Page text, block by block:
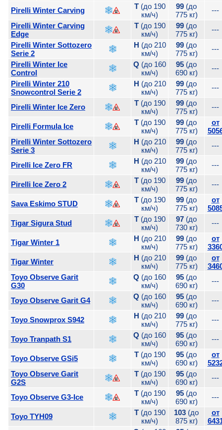
Pirelli Winter Carving T(до 190
км/ч)
99 (до
775 кг)
---
Pirelli Winter Carving
Edge
T(до 190
км/ч)
99 (до
775 кг)
---
Pirelli Winter Sottozero
Serie 2
H (до 210
км/ч)
99 (до
775 кг)
---
Pirelli Winter Ice
Control
Q (до 160
км/ч)
95 (до
690 кг)
---
Pirelli Winter 210
Snowcontrol Serie 2
H (до 210
км/ч)
99 (до
775 кг)
---
Pirelli Winter Ice Zero T(до 190
км/ч)
99 (до
775 кг)
---
Pirelli Formula Ice T(до 190
км/ч)
99 (до
775 кг)
от
Pirelli Winter Sottozero
Serie 3
H (до 210
км/ч)
99 (до
775 кг)
---
Pirelli Ice Zero FR H (до 210
км/ч)
99 (до
775 кг)
---
Pirelli Ice Zero 2 T(до 190
км/ч)
99 (до
775 кг)
---
Sava Eskimo STUD T(до 190
км/ч)
99 (до
775 кг)
от
Tigar Sigura Stud
T(до 190
км/ч)
97 (до
730 кг)
---
Tigar Winter 1 H (до 210
км/ч)
99 (до
775 кг)
от
Tigar Winter
H (до 210
км/ч)
99 (до
775 кг)
от
Toyo Observe Garit
G30
Q (до 160
км/ч)
95 (до
690 кг)
---
Toyo Observe Garit G4 Q (до 160
км/ч)
95 (до
690 кг)
---
Toyo Snowprox S942 H (до 210
км/ч)
99 (до
775 кг)
---
Toyo Tranpath S1 Q (до 160
км/ч)
95 (до
690 кг)
---
Toyo Observe GSi5 T(до 190
км/ч)
95 (до
690 кг)
от
Toyo Observe Garit
G2S
T(до 190
км/ч)
95 (до
690 кг)
---
Toyo Observe G3-Ice T(до 190
км/ч)
95 (до
690 кг)
---
Toyo TYH09 T(до 190
км/ч)
103 (до
875 кг)
от